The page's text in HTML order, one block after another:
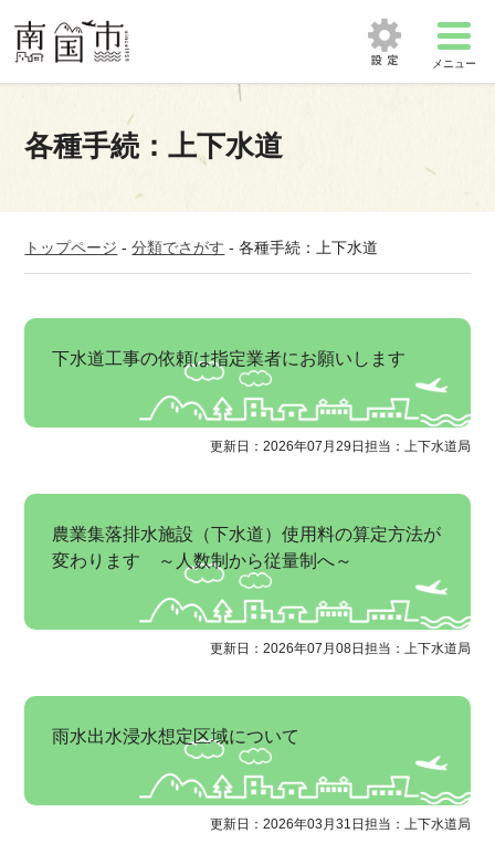
メニュー
各種手続：上下水道
トップページ -分類でさがす -各種手続：上下水道
下水道工事の依頼は指定業者にお願いします
更新日：2026年07月29日 担当：上下水道局
農業集落排水施設（下水道）使用料の算定方法が
変わります ～人数制から従量制へ～
更新日：2026年07月08日 担当：上下水道局
雨水出水浸水想定区域について
更新日：2026年03月31日 担当：上下水道局